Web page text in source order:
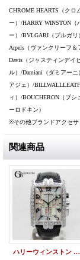
CHROME HEARTS（クロ
ー）/HARRY WINSTON
ー）/BVLGARI（ブルガリ
Arpels（ヴァンクリーフ
Davis（ジャスティンデイ
ル）/Damiani（ダミアー
アジェ）/
ィ）/BOUCHERON（ブ
ーロドキン）
※その他ブランドアクセサ
関連商品
ハリーウィンストン アヴェニューC クロノ アフターダイヤ